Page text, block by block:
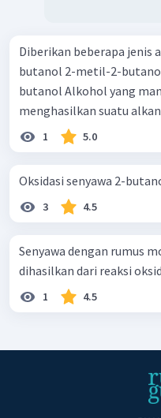
Diberikan beberapa jenis
butanol 2-metil-2-butanol 2-pentanol 2, 2-dimetil-
butanol Alkohol yang manakah jika dioksidasi dapat
menghasilkan suatu
1 5.0
Oksidasi senyawa 2-
3 4.5
Senyawa dengan rumus
dihasilkan dari reaksi
1 4.5